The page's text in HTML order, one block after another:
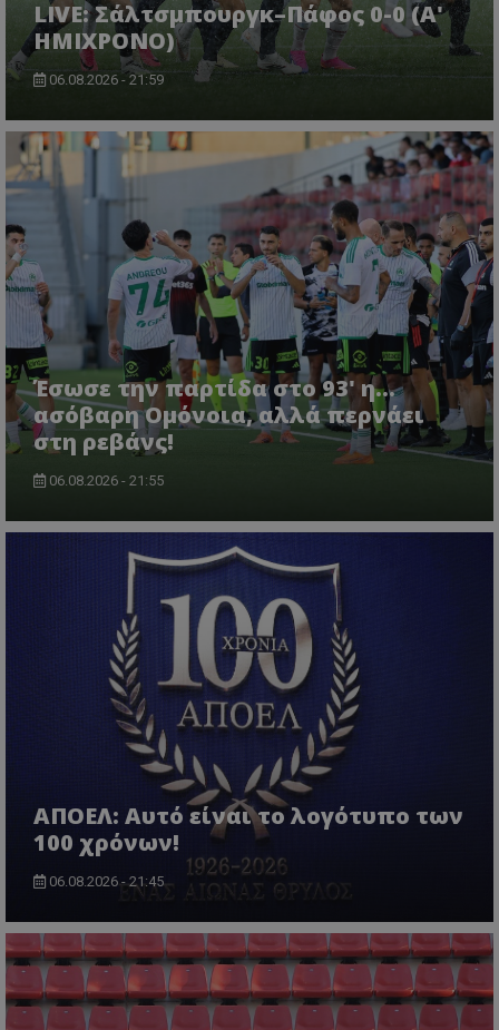
LIVE: Σάλτσμπουργκ–Πάφος 0-0 (Α'
ΗΜΙΧΡΟΝΟ)
06.08.2026 - 21:59
Έσωσε την παρτίδα στο 93' η...
ασόβαρη Ομόνοια, αλλά περνάει
στη ρεβάνς!
06.08.2026 - 21:55
ΑΠΟΕΛ: Αυτό είναι το λογότυπο των
100 χρόνων!
06.08.2026 - 21:45